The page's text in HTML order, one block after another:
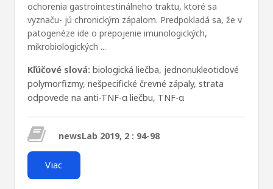
ochorenia gastrointestinálneho traktu, ktoré sa
vyznaču- jú chronickým zápalom. Predpokladá sa, že v
patogenéze ide o prepojenie imunologických,
mikrobiologických ...
Kľúčové slová: biologická liečba, jednonukleotidové
polymorfizmy, nešpecifické črevné zápaly, strata
odpovede na anti-TNF-α liečbu, TNF-α
newsLab 2019, 2 : 94-98
Viac